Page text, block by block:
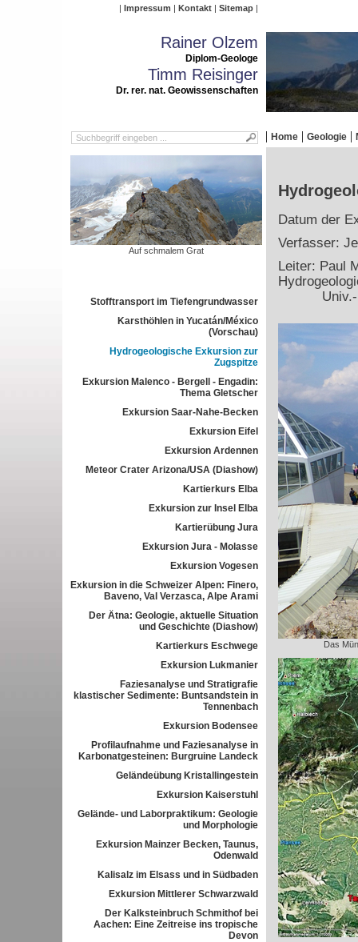
Impressum Kontakt Sitemap
Rainer Olzem
Diplom-Geologe
Timm Reisinger
Dr. rer. nat. Geowissenschaften
Home Geologie
Auf schmalem Grat
Stofftransport im Tiefengrundwasser
Karsthöhlen in Yucatán/México
(Vorschau)
Hydrogeologische Exkursion zur
Zugspitze
Exkursion Malenco - Bergell - Engadin:
Thema Gletscher
Exkursion Saar-Nahe-Becken
Exkursion Eifel
Exkursion Ardennen
Meteor Crater Arizona/USA (Diashow)
Kartierkurs Elba
Exkursion zur Insel Elba
Kartierübung Jura
Exkursion Jura - Molasse
Exkursion Vogesen
Exkursion in die Schweizer Alpen: Finero,
Baveno, Val Verzasca, Alpe Arami
Der Ätna: Geologie, aktuelle Situation
und Geschichte (Diashow)
Kartierkurs Eschwege
Exkursion Lukmanier
Faziesanalyse und Stratigrafie
klastischer Sedimente: Buntsandstein in
Tennenbach
Exkursion Bodensee
Profilaufnahme und Faziesanalyse in
Karbonatgesteinen: Burgruine Landeck
Geländeübung Kristallingestein
Exkursion Kaiserstuhl
Gelände- und Laborpraktikum: Geologie
und Morphologie
Exkursion Mainzer Becken, Taunus,
Odenwald
Kalisalz im Elsass und in Südbaden
Exkursion Mittlerer Schwarzwald
Der Kalksteinbruch Schmithof bei
Aachen: Eine Zeitreise ins tropische
Devon
Datum der
Verfasser:
Leiter: Paul
Univ.-
Das